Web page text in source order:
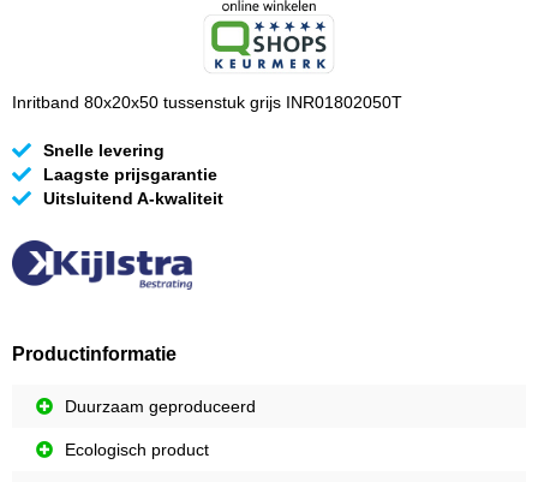
Inritband 80x20x50 tussenstuk grijs INR01802050T
Snelle levering
Laagste prijsgarantie
Uitsluitend A-kwaliteit
Productinformatie
Duurzaam geproduceerd
Ecologisch product